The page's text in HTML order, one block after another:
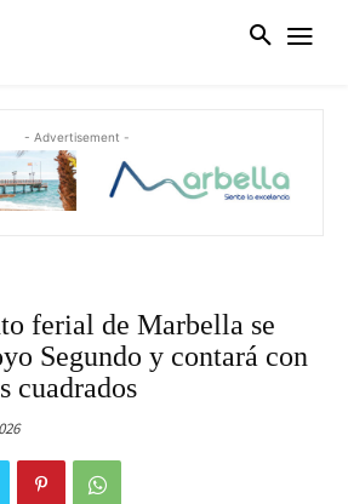
- Advertisement -
ferial de Marbella se
Segundo y contará con
cuadrados